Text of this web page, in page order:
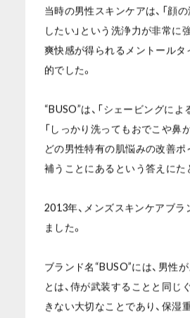
当時の男性スキンケアは、「顔
したい」という洗浄力が非常に
爽快感が得られるメントール
的でした。
“BUSO”は、「シェービングによ
「しっかり洗ってもおでこや鼻
どの男性特有の肌悩みの改善ポ
補うことにあるという答えにた
2013年、メンズスキンケアブラ
ました。
ブランド名“BUSO”には、男性
とは、侍が武装することと同じ
きない大切なことであり、保湿